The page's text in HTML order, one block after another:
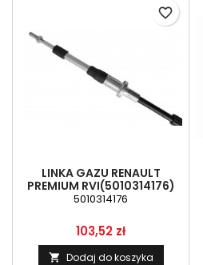
LINKA GAZU RENAULT
PREMIUM RVI(5010314176)
5010314176
Cena
103,52 zł
 Dodaj do koszyka
favorite_border